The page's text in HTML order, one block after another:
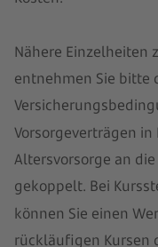
Nähere Einzelheiten
entnehmen Sie bitte
Vorsorgeverträgen
Altersvorsorge an
gekoppelt. Bei
können Sie einen
rückläufigen Kursen